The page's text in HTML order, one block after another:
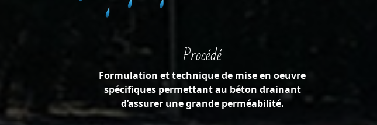
Procédé
Formulation et technique de mise en oeuvre
spécifiques permettant au béton drainant
d’assurer une grande perméabilité.